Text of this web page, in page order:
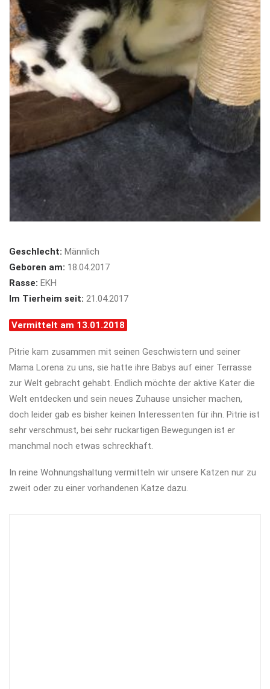
Geschlecht: Männlich
Geboren am: 18.04.2017
Rasse: EKH
Im Tierheim seit: 21.04.2017
Vermittelt am 13.01.2018
Pitrie kam zusammen mit seinen Geschwistern und seiner
Mama Lorena zu uns, sie hatte ihre Babys auf einer Terrasse
zur Welt gebracht gehabt. Endlich möchte der aktive Kater die
Welt entdecken und sein neues Zuhause unsicher machen,
doch leider gab es bisher keinen Interessenten für ihn. Pitrie ist
sehr verschmust, bei sehr ruckartigen Bewegungen ist er
manchmal noch etwas schreckhaft.
In reine Wohnungshaltung vermitteln wir unsere Katzen nur zu
zweit oder zu einer vorhandenen Katze dazu.